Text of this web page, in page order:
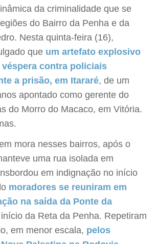
da criminalidade que se
do Bairro da Penha e da
Nesta quinta-feira (16),
que um artefato explosivo
contra policiais
a prisão, em Itararé, de um
apontado como gerente do
do Morro do Macaco, em Vitória.
mora nesses bairros, após o
uma rua isolada em
em indignação no início
moradores se reuniram em
na saída da Ponte da
da Reta da Penha. Repetiram
em menor escala, pelos